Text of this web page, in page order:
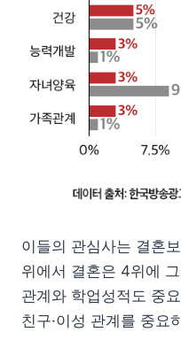
이들의 관심사는 결혼
위에서 결혼은 4위에
관계와 학업성적도 중
친구·이성 관계를 중요